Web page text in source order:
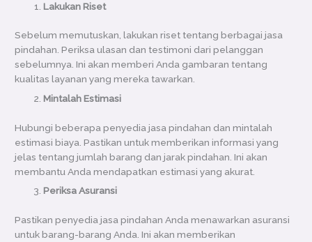
Lakukan Riset
Sebelum memutuskan, lakukan riset tentang berbagai jasa
pindahan. Periksa ulasan dan testimoni dari pelanggan
sebelumnya. Ini akan memberi Anda gambaran tentang
kualitas layanan yang mereka tawarkan.
Mintalah Estimasi
Hubungi beberapa penyedia jasa pindahan dan mintalah
estimasi biaya. Pastikan untuk memberikan informasi yang
jelas tentang jumlah barang dan jarak pindahan. Ini akan
membantu Anda mendapatkan estimasi yang akurat.
Periksa Asuransi
Pastikan penyedia jasa pindahan Anda menawarkan asuransi
untuk barang-barang Anda. Ini akan memberikan